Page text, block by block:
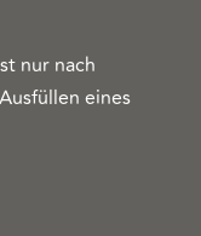
nur nach
eines